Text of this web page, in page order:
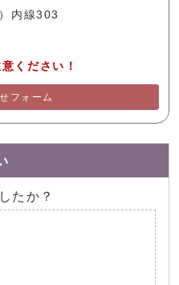
内線303
ください！
フォーム
たか？